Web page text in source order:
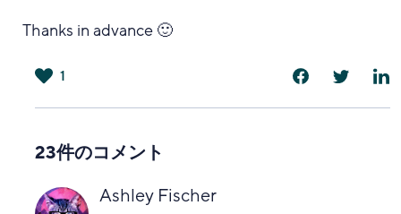
Thanks in advance 🙂
1
23件のコメント
Ashley Fischer